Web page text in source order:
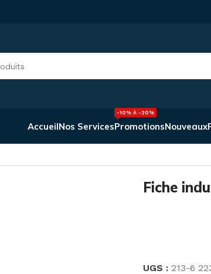
AccueilNos ServicesPromotions
-10% À -20%
Nouveaux
Fiche
UGS : 213-6